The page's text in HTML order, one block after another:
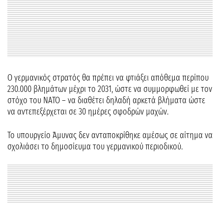
Ο γερμανικός στρατός θα πρέπει να φτιάξει απόθεμα περίπου
230.000 βλημάτων μέχρι το 2031, ώστε να συμμορφωθεί με τον
στόχο του ΝΑΤΟ – να διαθέτει δηλαδή αρκετά βλήματα ώστε
να αντεπεξέρχεται σε 30 ημέρες σφοδρών μαχών.
Το υπουργείο Άμυνας δεν ανταποκρίθηκε αμέσως σε αίτημα να
σχολιάσει το δημοσίευμα του γερμανικού περιοδικού.